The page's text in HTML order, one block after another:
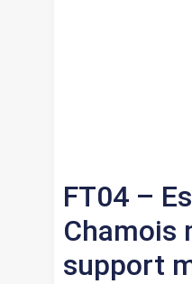
FT04 –
Chamois
support